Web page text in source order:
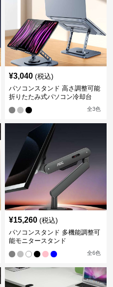
¥3,040 (税込)
パソコンスタンド 高さ調整可能
折りたたみ式パソコン冷却台
全3色
¥15,260 (税込)
パソコンスタンド 多機能調整可
能モニタースタンド
全6色